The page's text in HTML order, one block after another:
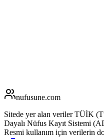
nufusune.com
Sitede yer alan veriler TÜİK
Dayalı Nüfus Kayıt Sistemi
Resmi kullanım için verilerin